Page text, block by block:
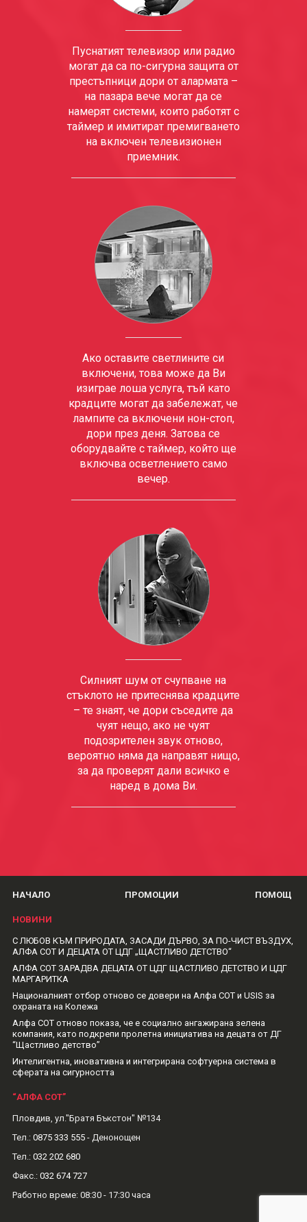
Пуснатият телевизор или радио
могат да са по-сигурна защита от
престъпници дори от алармата –
на пазара вече могат да се
намерят системи, които работят с
таймер и имитират премигването
на включен телевизионен
приемник.
Ако оставите светлините си
включени, това може да Ви
изиграе лоша услуга, тъй като
крадците могат да забележат, че
лампите са включени нон-стоп,
дори през деня. Затова се
оборудвайте с таймер, който ще
включва осветлението само
вечер.
Силният шум от счупване на
стъклото не притеснява крадците
– те знаят, че дори съседите да
чуят нещо, ако не чуят
подозрителен звук отново,
вероятно няма да направят нищо,
за да проверят дали всичко е
наред в дома Ви.
НАЧАЛО ПРОМОЦИИ ПОМОЩ
НОВИНИ
С ЛЮБОВ КЪМ ПРИРОДАТА, ЗАСАДИ ДЪРВО, ЗА ПО-ЧИСТ ВЪЗДУХ,
АЛФА СОТ И ДЕЦАТА ОТ ЦДГ „ЩАСТЛИВО ДЕТСТВО“
АЛФА СОТ ЗАРАДВА ДЕЦАТА ОТ ЦДГ ЩАСТЛИВО ДЕТСТВО И ЦДГ
МАРГАРИТКА
Националният отбор отново се довери на Алфа СОТ и USIS за
охраната на Колежа
Алфа СОТ отново показа, че е социално ангажирана зелена
компания, като подкрепи пролетна инициатива на децата от ДГ
“Щастливо детство”
Интелигентна, иновативна и интегрирана софтуерна система в
сферата на сигурността
“АЛФА СОТ”
Пловдив, ул."Братя Бъкстон" №134
Тел.: 0875 333 555- Денонощен
Тел.: 032 202 680
Факс.: 032 674 727
Рабoтно време: 08:30 - 17:30 часа